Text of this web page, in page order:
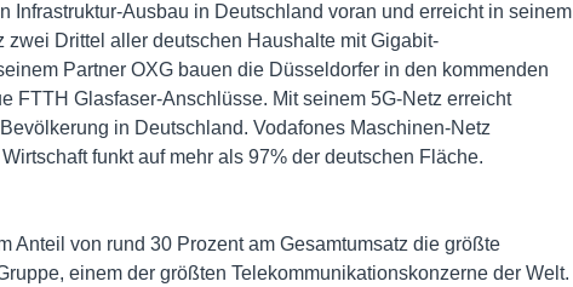
Infrastruktur-Ausbau in Deutschland voran und erreicht in seinem
zwei Drittel aller deutschen Haushalte mit Gigabit-
Partner OXG bauen die Düsseldorfer in den kommenden
FTTH Glasfaser-Anschlüsse. Mit seinem 5G-Netz erreicht
in Deutschland. Vodafones Maschinen-Netz
funkt auf mehr als 97% der deutschen Fläche.
Anteil von rund 30 Prozent am Gesamtumsatz die größte
einem der größten Telekommunikationskonzerne der Welt.